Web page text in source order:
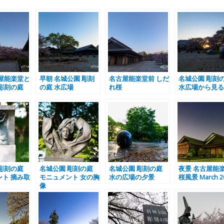
能楽堂と
刻の庭
早朝 名城公園 彫刻
の庭 水広場
名古屋能楽堂前 しだ
れ桜
名城公園 彫刻
水広場から見
刻の庭
ト 摘み取
名城公園 彫刻の庭
モニュメント 女の胸
像
名城公園 彫刻の庭
水の広場の夕景
夜景 名古屋能
桜風景 March